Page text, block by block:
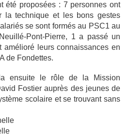
été proposées : 7 personnes ont
la technique et les bons gestes
se sont formés au PSC1 au
Pont-Pierre, 1 a passé un
amélioré leurs connaissances en
de Fondettes.
ensuite le rôle de la Mission
Fostier auprès des jeunes de
scolaire et se trouvant sans